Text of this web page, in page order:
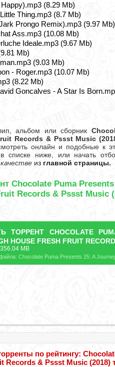
(8.29 Mb)
Thing.mp3 (8.7 Mb)
Prongo Remix).mp3 (9.97 Mb)
Ass.mp3 (10.08 Mb)
Ideale.mp3 (9.67 Mb)
Mb)
(9.03 Mb)
- Roger.mp3 (10.07 Mb)
(8.22 Mb)
Goncalves - A Star Is
альбом или сборник
Records & Pssst Music
онлайн и подобные к
в списке ниже, или начать
из главной страницы.
Chocolate Puma
Records & Pssst Music
ТОРРЕНТ CHOCOLATE
HOUSE FRESH FRUIT
MB
по рейтингу:
Records & Pssst Music (2018)